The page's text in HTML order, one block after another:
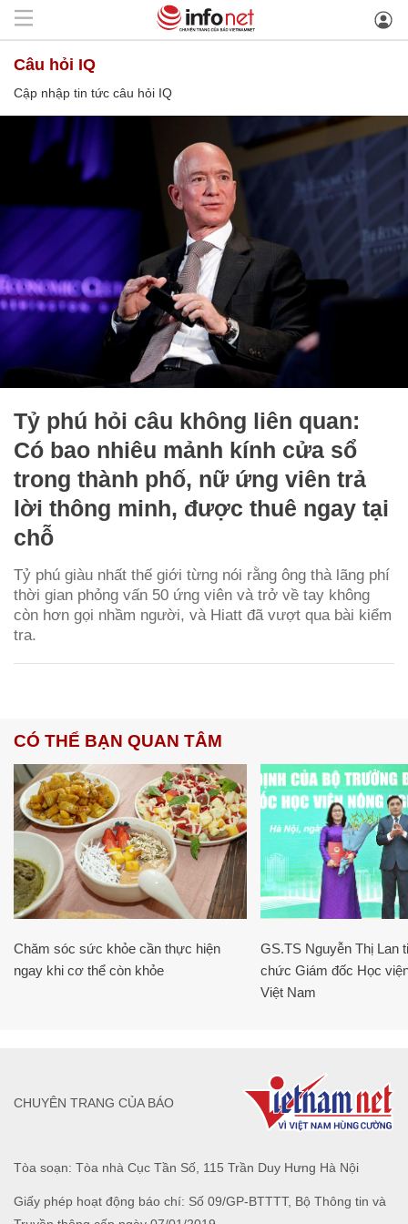
câu hỏi IQ
Cập nhập tin tức câu hỏi IQ
Tỷ phú hỏi câu không liên quan:
Có bao nhiêu mảnh kính cửa sổ
trong thành phố, nữ ứng viên trả
lời thông minh, được thuê ngay tại
chỗ
Tỷ phú giàu nhất thế giới từng nói rằng ông thà lãng phí
thời gian phỏng vấn 50 ứng viên và trở về tay không
còn hơn gọi nhầm người, và Hiatt đã vượt qua bài kiểm
tra.
CÓ THỂ BẠN QUAN TÂM
Chăm sóc sức khỏe cần thực hiện
ngay khi cơ thể còn khỏe
GS.TS Nguyễn Thị Lan
chức Giám đốc Học
Việt Nam
Tòa soạn: Tòa nhà Cục Tần Số, 115 Trần Duy Hưng Hà Nội
Giấy phép hoạt động báo chí: Số 09/GP-BTTTT, Bộ Thông tin và
CHUYÊN TRANG CỦA BÁO